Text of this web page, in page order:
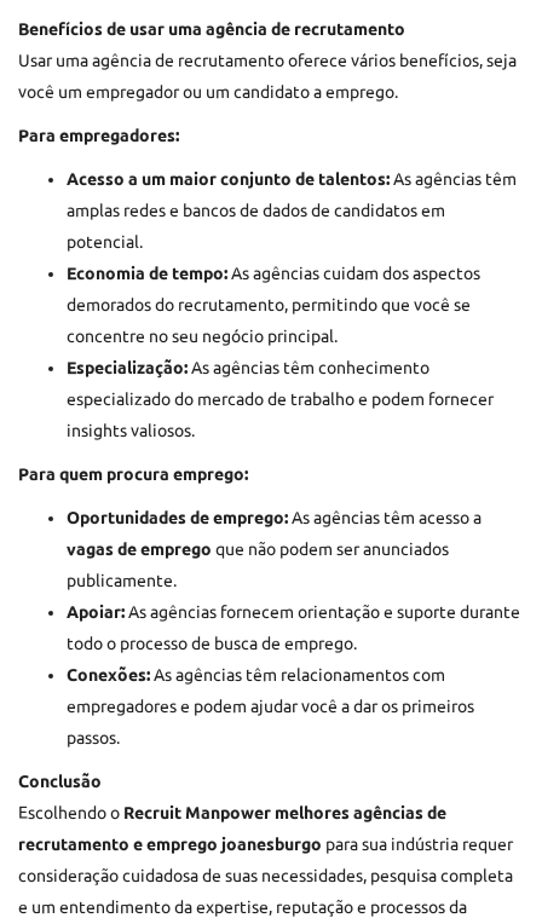
Benefícios de usar uma agência de recrutamento
Usar uma agência de recrutamento oferece vários benefícios, seja
você um empregador ou um candidato a emprego.
Para empregadores:
Acesso a um maior conjunto de talentos:As agências têm
amplas redes e bancos de dados de candidatos em
potencial.
Economia de tempo:As agências cuidam dos aspectos
demorados do recrutamento, permitindo que você se
concentre no seu negócio principal.
Especialização:As agências têm conhecimento
especializado do mercado de trabalho e podem fornecer
insights valiosos.
Para quem procura emprego:
Oportunidades de emprego:As agências têm acesso a
vagas de emprego que não podem ser anunciados
publicamente.
Apoiar:As agências fornecem orientação e suporte durante
todo o processo de busca de emprego.
Conexões:As agências têm relacionamentos com
empregadores e podem ajudar você a dar os primeiros
passos.
Conclusão
Escolhendo o Recruit Manpower melhores agências de
recrutamento e emprego joanesburgo para sua indústria requer
consideração cuidadosa de suas necessidades, pesquisa completa
e um entendimento da expertise, reputação e processos da